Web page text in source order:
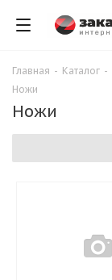
Главная - Каталог -
Ножи
Ножи